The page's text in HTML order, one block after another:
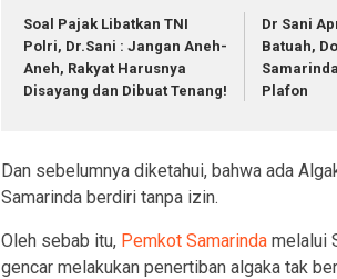
Soal Pajak Libatkan TNI
Polri, Dr.Sani : Jangan Aneh-
Aneh, Rakyat Harusnya
Disayang dan Dibuat Tenang!
Dr Sani
Batuah,
Plafon
Dan sebelumnya diketahui, bahwa ada
Samarinda berdiri tanpa izin.
Oleh sebab itu, Pemkot Samarinda melalui
gencar melakukan penertiban algaka tak